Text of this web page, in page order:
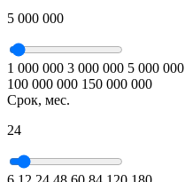
5 000 000
1 000 000 3 000 000 5 000 000
100 000 000 150 000 000
Срок, мес.
24